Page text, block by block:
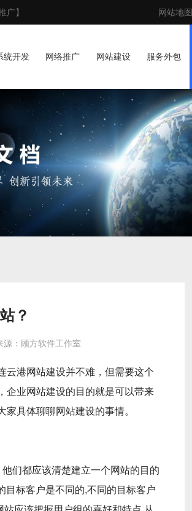
广】 网站地图
统开发 网络推广 网站建设 服务外包
？
源：顾方软件工作室
云港网站建设并不难，但需要这个
企业网站建设的目的就是可以带来
家具体聊聊网站建设的事情。
们都应该清楚建立一个网站的目的
目标客户是不同的,不同的目标客户